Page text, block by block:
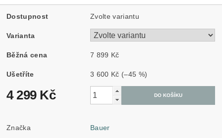
Dostupnost Zvolte variantu
Varianta
Běžná cena 7 899 Kč
Ušetříte 3 600 Kč (–45 %)
4 299 Kč
Značka Bauer